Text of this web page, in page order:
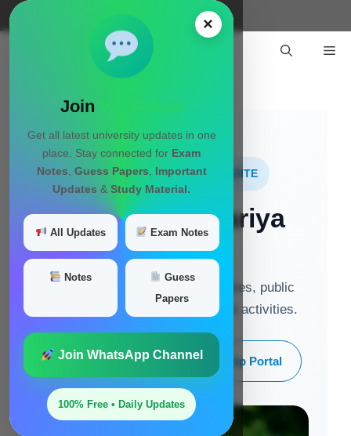
×
Join WhatsApp
Get all latest university updates in one
place. Stay connected for Exam
Notes Guess Papers
Important
Updates & Study Material.
All Updates Exam Notes
Notes
Guess
Papers
Join WhatsApp Channel
100% Free • Daily Updates
Skip
to
Menu
WELCOME OFFICIAL WEBSITE
Arjun Panchariya
Sindhu
Official website for latest updates, public
news, achievements and social activities.
NEWS BLOG Scholarship Portal